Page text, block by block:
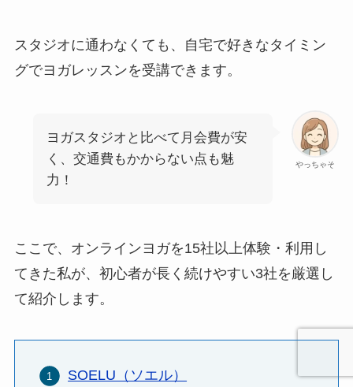
スタジオに通わなくても、自宅で好きなタイミン
グでヨガレッスンを受講できます。
やっちゃそ
ヨガスタジオと比べて月会費が安
く、交通費もかからない点も魅
力！
ここで、オンラインヨガを15社以上体験・利用し
てきた私が、初心者が長く続けやすい3社を厳選し
て紹介します。
SOELU（ソエル）